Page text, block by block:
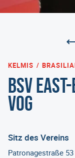
KELMIS
BSV
VoG
Sitz des Vereins
Patronagestraße 53